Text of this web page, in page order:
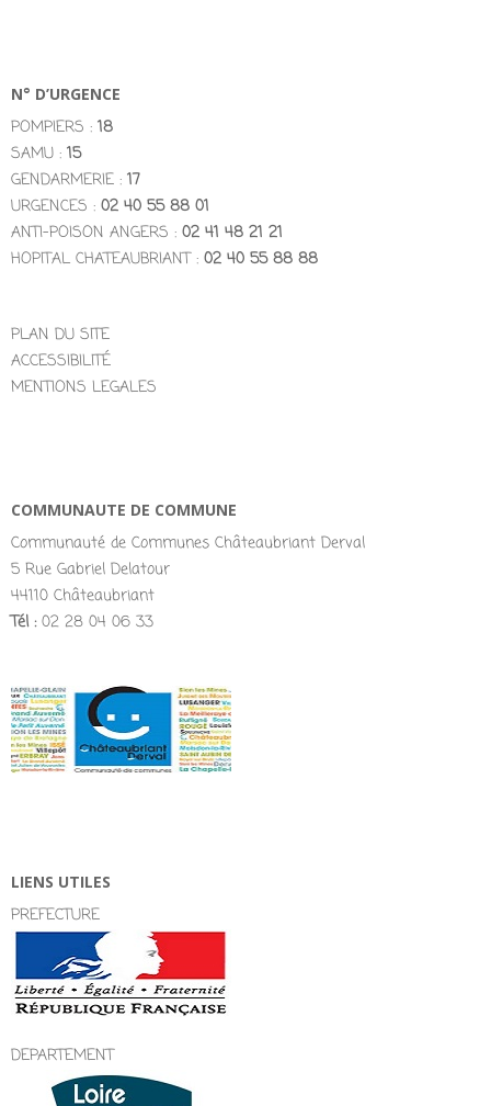
N° D’URGENCE
POMPIERS : 18
SAMU : 15
GENDARMERIE : 17
URGENCES : 02 40 55 88 01
ANTI-POISON ANGERS : 02 41 48 21 21
HOPITAL CHATEAUBRIANT : 02 40 55 88 88
PLAN DU SITE
ACCESSIBILITÉ
MENTIONS LEGALES
COMMUNAUTE DE COMMUNE
Communauté de Communes Châteaubriant Derval
5 Rue Gabriel Delatour
44110 Châteaubriant
Tél :02 28 04 06 33
LIENS UTILES
PREFECTURE
DEPARTEMENT